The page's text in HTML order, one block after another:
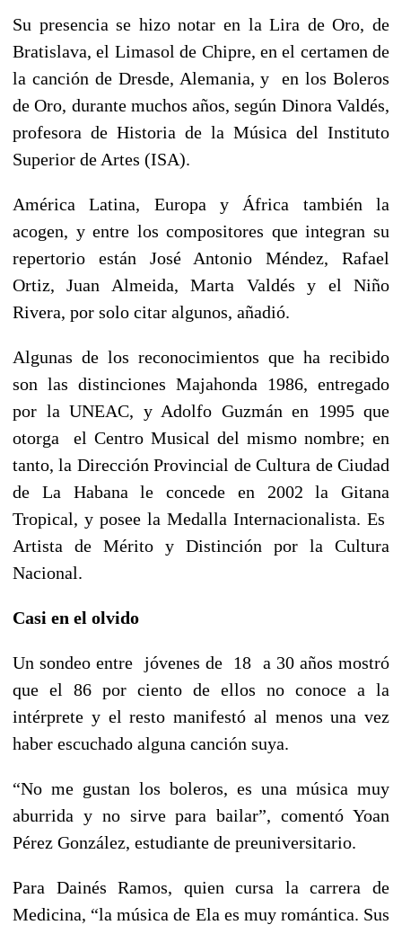
Su presencia se hizo notar en la Lira de Oro, de
Bratislava, el Limasol de Chipre, en el certamen de
la canción de Dresde, Alemania, y en los Boleros
de Oro, durante muchos años, según Dinora Valdés,
profesora de Historia de la Música del Instituto
Superior de Artes (ISA).
América Latina, Europa y África también la
acogen, y entre los compositores que integran su
repertorio están José Antonio Méndez, Rafael
Ortiz, Juan Almeida, Marta Valdés y el Niño
Rivera, por solo citar algunos, añadió.
Algunas de los reconocimientos que ha recibido
son las distinciones Majahonda 1986, entregado
por la UNEAC, y Adolfo Guzmán en 1995 que
otorga el Centro Musical del mismo nombre; en
tanto, la Dirección Provincial de Cultura de Ciudad
de La Habana le concede en 2002 la Gitana
Tropical, y posee la Medalla Internacionalista. Es
Artista de Mérito y Distinción por la Cultura
Nacional.
Casi en el olvido
Un sondeo entre jóvenes de 18 a 30 años mostró
que el 86 por ciento de ellos no conoce a la
intérprete y el resto manifestó al menos una vez
haber escuchado alguna canción suya.
“No me gustan los boleros, es una música muy
aburrida y no sirve para bailar”, comentó Yoan
Pérez González, estudiante de preuniversitario.
Para Dainés Ramos, quien cursa la carrera de
Medicina, “la música de Ela es muy romántica. Sus